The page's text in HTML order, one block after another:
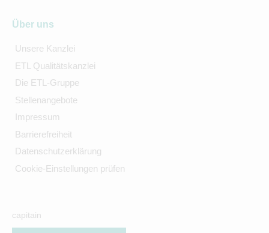
Über uns
Unsere Kanzlei
ETL Qualitätskanzlei
Die ETL-Gruppe
Stellenangebote
Impressum
Barrierefreiheit
Datenschutzerklärung
Cookie-Einstellungen prüfen
capitain